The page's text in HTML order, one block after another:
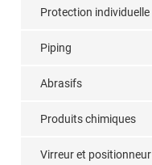
Protection individuelle
Piping
Abrasifs
Produits chimiques
Virreur et positionneur